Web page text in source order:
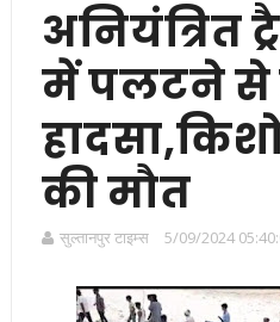
अनियंत्रित
में पलटने
की मौत
सुल्तानपुर टाइम्स 5/09/2024